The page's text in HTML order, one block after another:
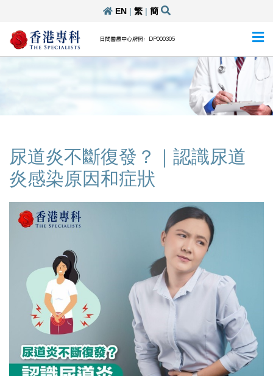
EN| 繁| 簡
日間醫療中心牌照：DP000305
尿道炎不斷復發？｜認識尿道
炎感染原因和症狀